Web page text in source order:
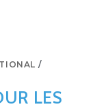
/
LES